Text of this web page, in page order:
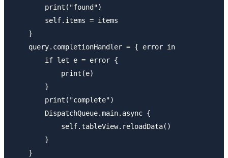
        print("found")
        self.items = items
    }
    query.completionHandler = { error in
        if let e = error {
            print(e)
        }
        print("complete")
        DispatchQueue.main.async {
            self.tableView.reloadData()
        }
    }